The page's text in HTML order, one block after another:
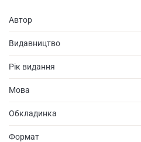
Автор
Видавництво
Рік видання
Мова
Обкладинка
Формат